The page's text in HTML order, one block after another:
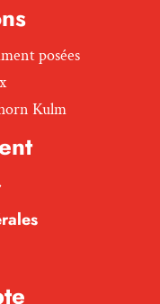
posées
Kulm